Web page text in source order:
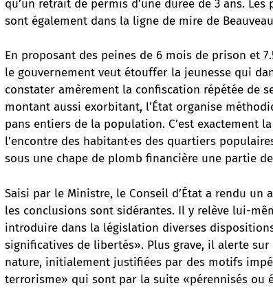
qu’un retrait de permis d’une durée de 3 ans. Les
sont également dans la ligne de mire de
En proposant des peines de 6 mois de prison et
le gouvernement veut étouffer la jeunesse qui
constater amèrement la confiscation répétée de
montant aussi exorbitant, l’État organise
pans entiers de la population. C’est exactement
l’encontre des habitant·es des quartiers
sous une chape de plomb financière une partie
Saisi par le Ministre, le Conseil d’État a rendu
les conclusions sont sidérantes. Il y relève lui-
introduire dans la législation diverses
significatives de libertés». Plus grave, il alerte
nature, initialement justifiées par des motifs
terrorisme» qui sont par la suite «pérennisés ou